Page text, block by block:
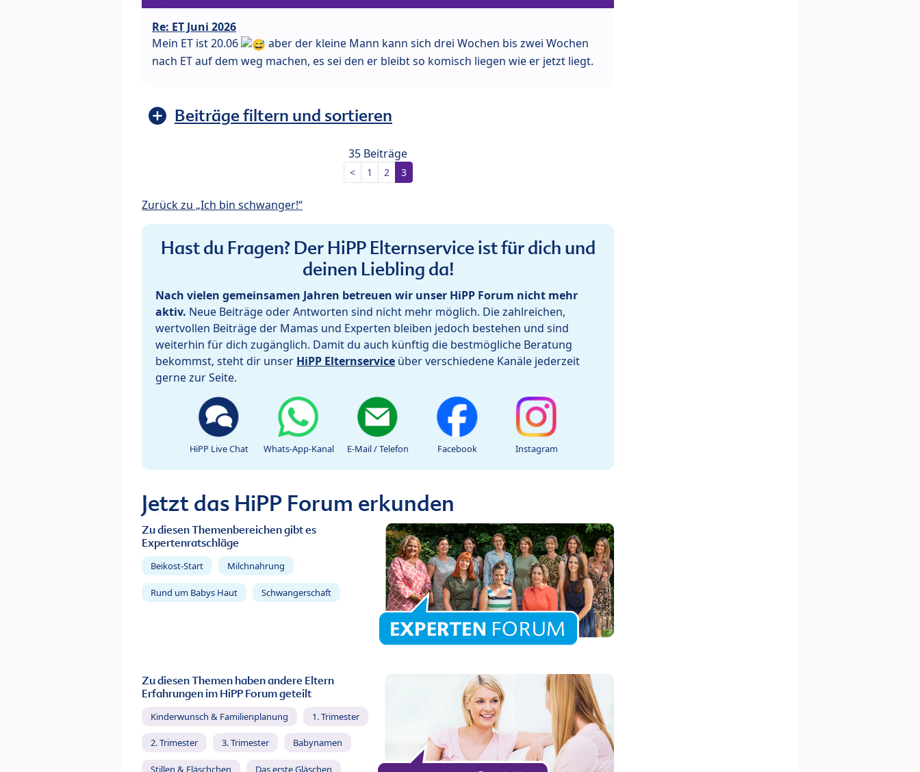
Re: ET Juni 2026
Mein ET ist 20.06
aber der kleine Mann kann sich drei Wochen bis zwei Wochen
nach ET auf dem weg machen, es sei den er bleibt so komisch liegen wie er jetzt liegt.
Beiträge filtern und sortieren
35 Beiträge
< 1 2 3
Zurück zu „Ich bin schwanger!“
Hast du Fragen? Der HiPP Elternservice ist für dich und
deinen Liebling da!
Nach vielen gemeinsamen Jahren betreuen wir unser HiPP Forum nicht mehr
aktiv. Neue Beiträge oder Antworten sind nicht mehr möglich. Die zahlreichen,
wertvollen Beiträge der Mamas und Experten bleiben jedoch bestehen und sind
weiterhin für dich zugänglich. Damit du auch künftig die bestmögliche Beratung
bekommst, steht dir unser HiPP Elternservice über verschiedene Kanäle jederzeit
gerne zur Seite.
HiPP Live Chat Whats-App-Kanal E-Mail / Telefon Facebook Instagram
Jetzt das HiPP Forum erkunden
Zu diesen Themenbereichen gibt es
Expertenratschläge
Beikost-Start Milchnahrung
Rund um Babys Haut Schwangerschaft
Zu diesen Themen haben andere Eltern
Erfahrungen im HiPP Forum geteilt
Kinderwunsch & Familienplanung 1. Trimester
2. Trimester 3. Trimester Babynamen
Stillen & Fläschchen Das erste Gläschen